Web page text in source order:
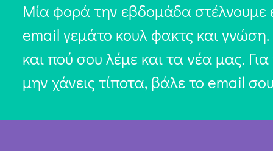
Μία φορά την εβδομάδα στέλνουμε
email γεμάτο κουλ φακτς και
και πού σου λέμε και τα νέα μας.
μην χάνεις τίποτα, βάλε το email